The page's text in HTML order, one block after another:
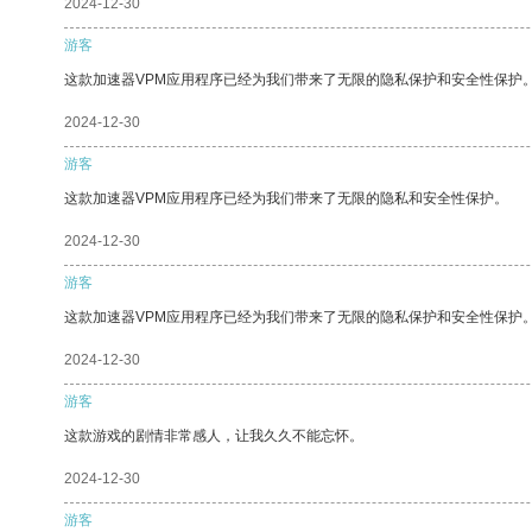
2024-12-30
游客
这款加速器VPM应用程序已经为我们带来了无限的隐私保护和安全性保护
2024-12-30
游客
这款加速器VPM应用程序已经为我们带来了无限的隐私和安全性保护。
2024-12-30
游客
这款加速器VPM应用程序已经为我们带来了无限的隐私保护和安全性保护
2024-12-30
游客
这款游戏的剧情非常感人，让我久久不能忘怀。
2024-12-30
游客